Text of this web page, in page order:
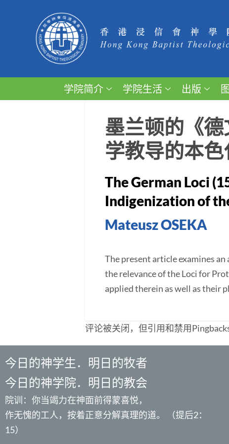
学院简介 学院生活 出版
墨兰顿的《
学教导的本
The German Loci
Indigenization of
Mateusz OSEKA
The present article examines
the relevance of the Loci for
applied therein as well as their
评论被关闭，但引用和禁用
今日的神学生．明日的牧者
今日的神学院．明日的教会
院训：你当竭力在神面前得蒙喜悦，
作无愧的工人，按着正意分解真理的道。 （提后2：
15）